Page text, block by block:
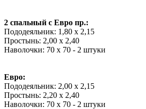
2 спальный с Евро пр.:
Пододеяльник: 1,80 х 2,15
Простынь: 2,00 х 2,40
Наволочки: 70 х 70 - 2 штуки
Евро:
Пододеяльник: 2,00 х 2,15
Простынь: 2,20 х 2,40
Наволочки: 70 х 70 - 2 штуки